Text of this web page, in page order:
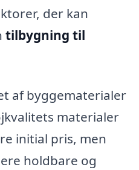
der kan
tilbygning til
af byggematerialer
materialer
initial pris, men
holdbare og